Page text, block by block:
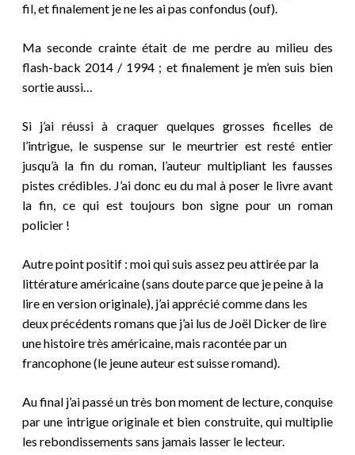
fil, et finalement je ne les ai pas confondus (ouf).
Ma seconde crainte était de me perdre au milieu des
flash-back 2014 / 1994 ; et finalement je m’en suis bien
sortie aussi…
Si j’ai réussi à craquer quelques grosses ficelles de
l’intrigue, le suspense sur le meurtrier est resté entier
jusqu’à la fin du roman, l’auteur multipliant les fausses
pistes crédibles. J’ai donc eu du mal à poser le livre avant
la fin, ce qui est toujours bon signe pour un roman
policier !
Autre point positif : moi qui suis assez peu attirée par la
littérature américaine (sans doute parce que je peine à la
lire en version originale), j’ai apprécié comme dans les
deux précédents romans que j’ai lus de Joël Dicker de lire
une histoire très américaine, mais racontée par un
francophone (le jeune auteur est suisse romand).
Au final j’ai passé un très bon moment de lecture, conquise
par une intrigue originale et bien construite, qui multiplie
les rebondissements sans jamais lasser le lecteur.